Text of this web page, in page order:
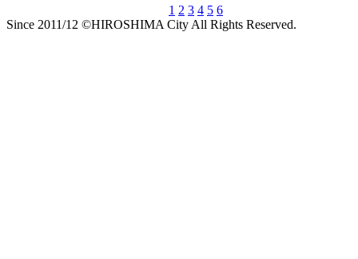
1 2 3 4 5 6
Since 2011/12 ©HIROSHIMA City All Rights Reserved.